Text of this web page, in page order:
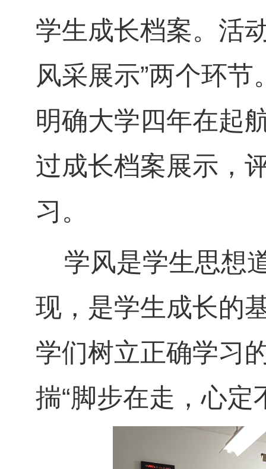
学生成长档案。活
风采展示”两个环
明确大学四年在起
过成长档案展示，
习。
学风是学生思想
现，是学生成长的
学们树立正确学习
揣“脚步在走，心